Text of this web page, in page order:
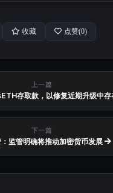
收藏 点赞(0)
上一篇
存取款，以修复近期升级中存
下一篇
监管明确将推动加密货币发展